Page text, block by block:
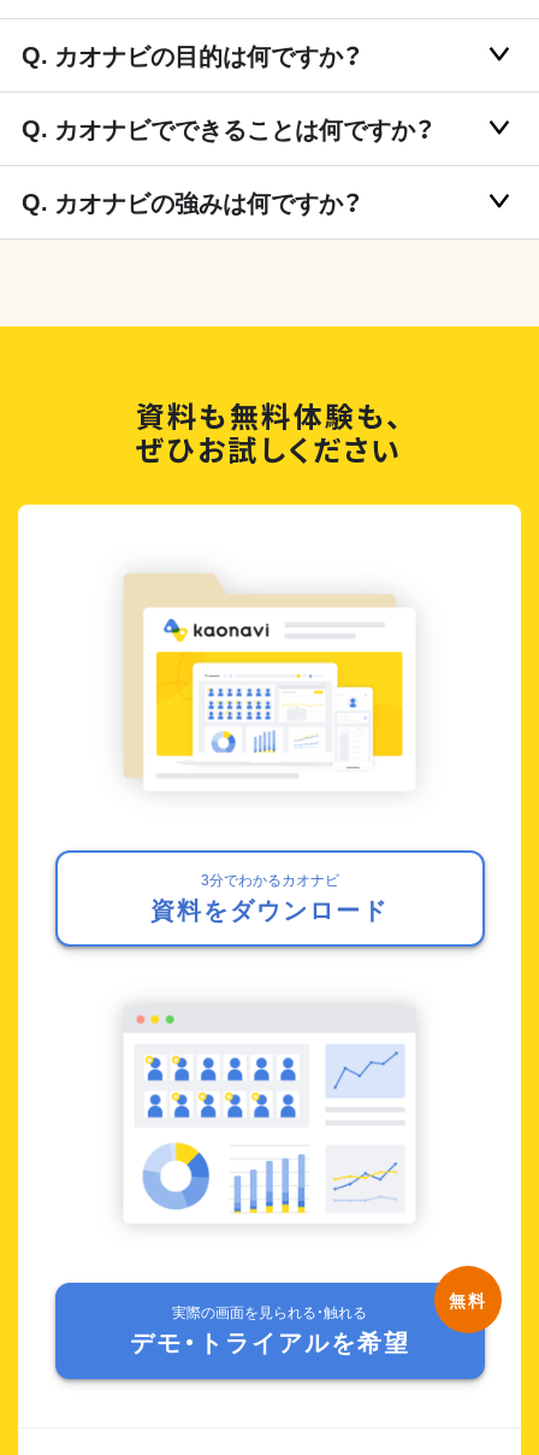
カオナビの目的は何ですか？
カオナビでできることは何ですか？
カオナビの強みは何ですか？
資料も無料体験も、
ぜひお試しください
3分でわかるカオナビ
資料をダウンロード
実際の画面を見られる・触れる
デモ・トライアルを希望